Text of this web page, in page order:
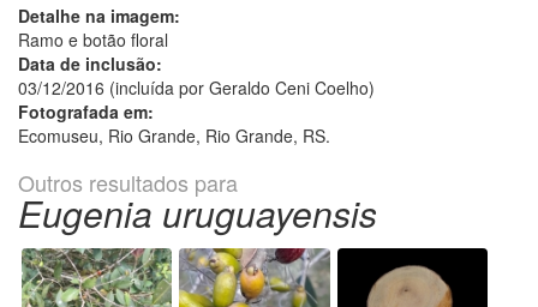
Detalhe na imagem:
Ramo e botão floral
Data de inclusão:
03/12/2016 (incluída por Geraldo Ceni Coelho)
Fotografada em:
Ecomuseu, Rio Grande, Rio Grande, RS.
Outros resultados para
Eugenia uruguayensis